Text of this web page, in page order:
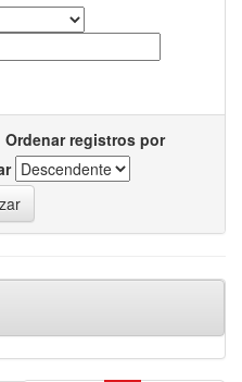
Ordenar registros por